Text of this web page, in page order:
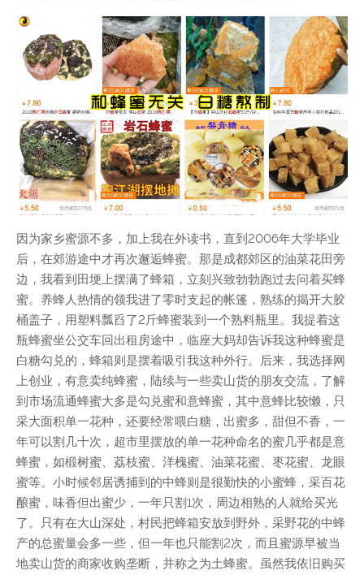
因为家乡蜜源不多，加上我在外读书，直到2006年大学毕业
后，在郊游途中才再次邂逅蜂蜜。那是成都郊区的油菜花田旁
边，我看到田埂上摆满了蜂箱，立刻兴致勃勃跑过去问着买蜂
蜜。养蜂人热情的领我进了零时支起的帐篷，熟练的揭开大胶
桶盖子，用塑料瓢舀了2斤蜂蜜装到一个熟料瓶里。我提着这
瓶蜂蜜坐公交车回出租房途中，临座大妈却告诉我这种蜂蜜是
白糖勾兑的，蜂箱则是摆着吸引我这种外行。后来，我选择网
上创业，有意卖纯蜂蜜，陆续与一些卖山货的朋友交流，了解
到市场流通蜂蜜大多是勾兑蜜和意蜂蜜，其中意蜂比较懒，只
采大面积单一花种，还要经常喂白糖，出蜜多，甜但不香，一
年可以割几十次，超市里摆放的单一花种命名的蜜几乎都是意
蜂蜜，如椴树蜜、荔枝蜜、洋槐蜜、油菜花蜜、枣花蜜、龙眼
蜜等。小时候邻居诱捕到的中蜂则是很勤快的小蜜蜂，采百花
酿蜜，味香但出蜜少，一年只割1次，周边相熟的人就给买光
了。只有在大山深处，村民把蜂箱安放到野外，采野花的中蜂
产的总蜜量会多一些，但一年也只能割2次，而且蜜源早被当
地卖山货的商家收购垄断，并称之为土蜂蜜。虽然我依旧购买